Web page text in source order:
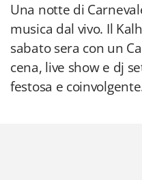
Una notte di
musica dal vivo. Il
sabato sera con un
cena, live show e dj
festosa e